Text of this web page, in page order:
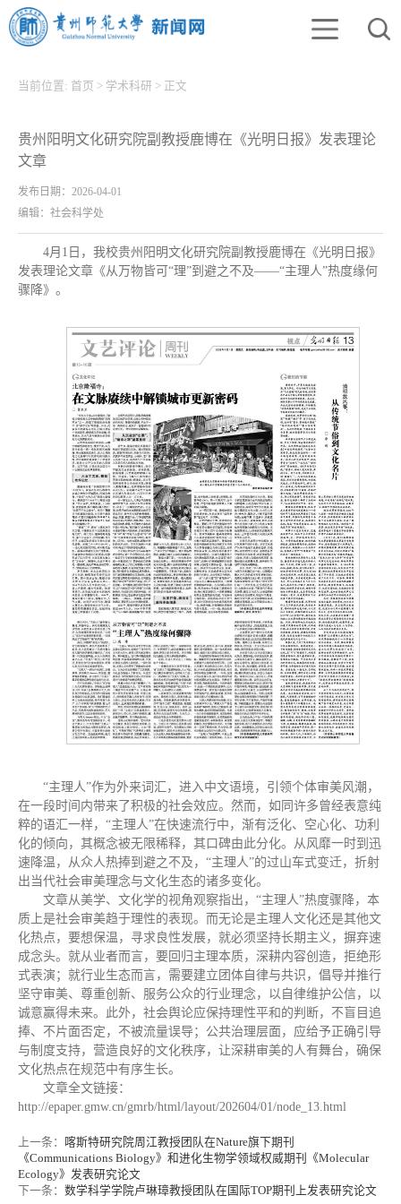
当前位置: 首页 > 学术科研 > 正文
贵州阳明文化研究院副教授鹿博在《光明日报》发表理论
文章
发布日期：2026-04-01
编辑：社会科学处
4月1日，我校贵州阳明文化研究院副教授鹿博在《光明日报》
发表理论文章《从万物皆可“理”到避之不及——“主理人”热度缘何
骤降》。
“主理人”作为外来词汇，进入中文语境，引领个体审美风潮，
在一段时间内带来了积极的社会效应。然而，如同许多曾经表意纯
粹的语汇一样，“主理人”在快速流行中，渐有泛化、空心化、功利
化的倾向，其概念被无限稀释，其口碑由此分化。从风靡一时到迅
速降温，从众人热捧到避之不及，“主理人”的过山车式变迁，折射
出当代社会审美理念与文化生态的诸多变化。
文章从美学、文化学的视角观察指出，“主理人”热度骤降，本
质上是社会审美趋于理性的表现。而无论是主理人文化还是其他文
化热点，要想保温，寻求良性发展，就必须坚持长期主义，摒弃速
成念头。就从业者而言，要回归主理本质，深耕内容创造，拒绝形
式表演；就行业生态而言，需要建立团体自律与共识，倡导并推行
坚守审美、尊重创新、服务公众的行业理念，以自律维护公信，以
诚意赢得未来。此外，社会舆论应保持理性平和的判断，不盲目追
捧、不片面否定，不被流量误导；公共治理层面，应给予正确引导
与制度支持，营造良好的文化秩序，让深耕审美的人有舞台，确保
文化热点在规范中有序生长。
文章全文链接：
http://epaper.gmw.cn/gmrb/html/layout/202604/01/node_13.html
上一条： 喀斯特研究院周江教授团队在Nature旗下期刊
《Communications Biology》和进化生物学领域权威期刊《Molecular
Ecology》发表研究论文
下一条： 数学科学学院卢琳璋教授团队在国际TOP期刊上发表研究论文